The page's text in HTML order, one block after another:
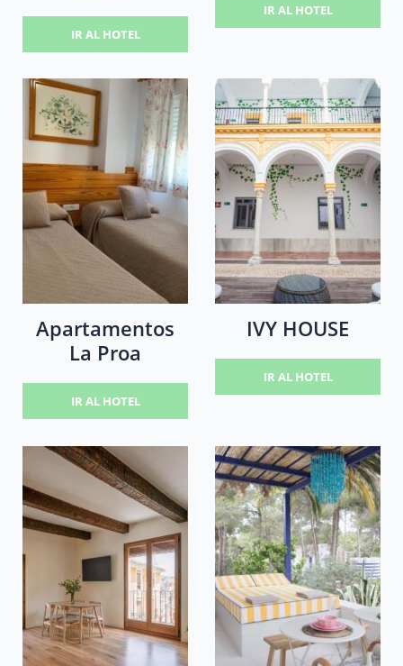
IR AL HOTEL
IR AL HOTEL
Apartamentos
La Proa
IR AL HOTEL
IVY HOUSE
IR AL HOTEL